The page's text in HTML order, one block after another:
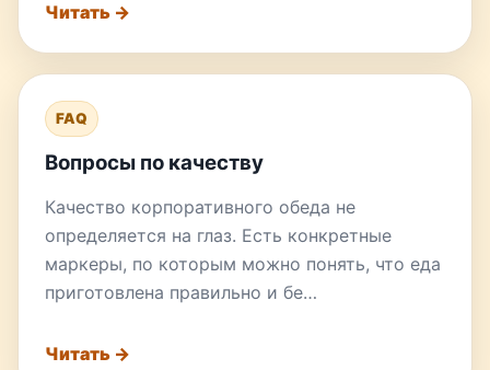
Читать →
FAQ
Вопросы по качеству
Качество корпоративного обеда не
определяется на глаз. Есть конкретные
маркеры, по которым можно понять, что еда
приготовлена правильно и бе…
Читать →